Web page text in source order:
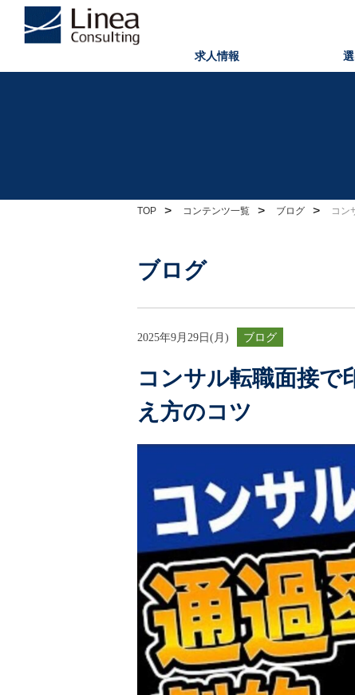
求人情報
TOP > コンテンツ一覧 > ブログ > コン
ブログ
2025年9月29日(月) ブログ
コンサル転職面接で
え方のコツ